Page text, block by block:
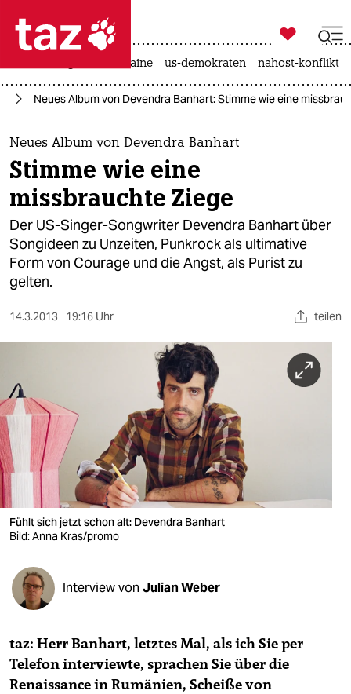
 taz zahl ich
taz zahl ich
themen
politik
öko
gesellschaft
kultur
sport
nord
wahrheit
verlag
verlag
veranstaltungen
fragen & hilfe
unterstützen
abo
genossenschaft

taz zahl ich
krieg in der ukraine us-demokraten nahost-konflikt
Neues Album von Devendra Banhart: Stimme wie eine
Neues Album von Devendra Banhart
Stimme wie eine
missbrauchte Ziege
Der US-Singer-Songwriter Devendra Banhart über
Songideen zu Unzeiten, Punkrock als ultimative
Form von Courage und die Angst, als Purist zu
gelten.
14.3.2013 19:16 Uhr teilen
Fühlt sich jetzt schon alt: Devendra Banhart
Bild: Anna Kras/promo
Interview von Julian Weber
taz: Herr Banhart, letztes Mal, als ich Sie per
Telefon interviewte, sprachen Sie über die
Renaissance in Rumänien, Scheiße von